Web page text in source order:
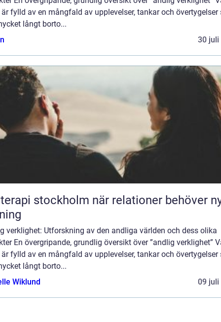
fylld av en mångfald av upplevelser, tankar och övertygelser
långt borto...
30 juli
stockholm när relationer behöver ny
verklighet: Utforskning av den andliga världen och dess olika
En övergripande, grundlig översikt över ”andlig verklighet”
fylld av en mångfald av upplevelser, tankar och övertygelser
långt borto...
Wiklund
09 juli